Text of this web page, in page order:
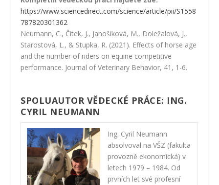
https://www.sciencedirect.com/science/article/pii/S1558
787820301362
Neumann, C., Čítek, J., Janošíková, M., Doležalová, J.,
Starostová, L., & Stupka, R. (2021). Effects of horse age
and the number of riders on equine competitive
performance. Journal of Veterinary Behavior, 41, 1-6.
SPOLUAUTOR VĚDECKÉ PRÁCE: ING.
CYRIL NEUMANN
Ing. Cyril Neumann
absolvoval na VŠZ (fakulta
provozně ekonomická) v
letech 1979 – 1984. Od
prvních let své profesní